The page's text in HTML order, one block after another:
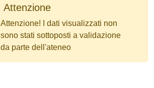
Attenzione
Attenzione! I dati visualizzati non
sono stati sottoposti a validazione
da parte dell'ateneo